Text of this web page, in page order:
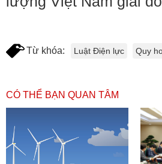
Từ khóa: Luật Điện lực Quy
CÓ THỂ BẠN QUAN TÂM